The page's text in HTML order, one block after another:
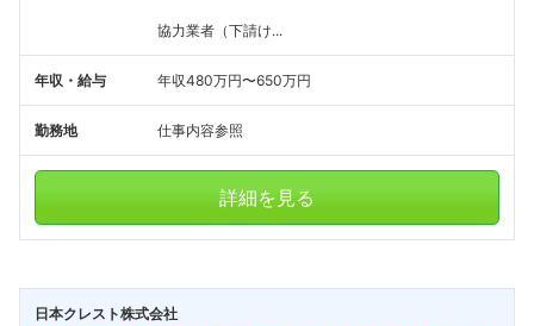
協力業者（下請け...
年収・給与 年収480万円〜650万円
勤務地 仕事内容参照
詳細を見る
日本クレスト株式会社